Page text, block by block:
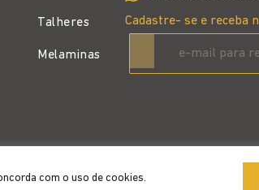
com o uso de cookies.
Talheres
Melaminas
Cadastre- se e receba